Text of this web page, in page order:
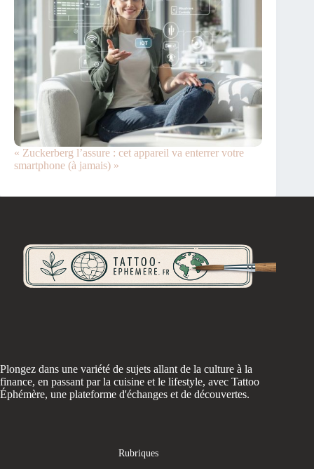
« Zuckerberg l’assure : cet appareil va enterrer votre
smartphone (à jamais) »
Plongez dans une variété de sujets allant de la culture à la
finance, en passant par la cuisine et le lifestyle, avec Tattoo
Éphémère, une plateforme d'échanges et de découvertes.
Rubriques